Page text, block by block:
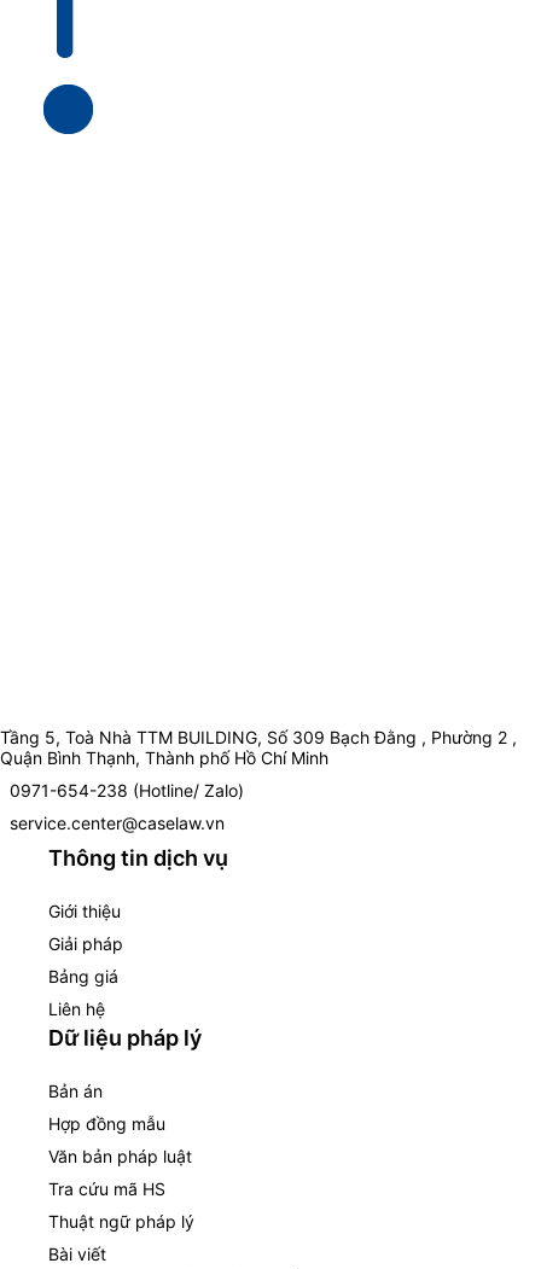
Tầng 5, Toà Nhà TTM BUILDING, Số 309 Bạch Đằng , Phường 2 ,
Quận Bình Thạnh, Thành phố Hồ Chí Minh
0971-654-238 (Hotline/ Zalo)
service.center@caselaw.vn
Thông tin dịch vụ
Giới thiệu
Giải pháp
Bảng giá
Liên hệ
Dữ liệu pháp lý
Bản án
Hợp đồng mẫu
Văn bản pháp luật
Tra cứu mã HS
Thuật ngữ pháp lý
Bài viết